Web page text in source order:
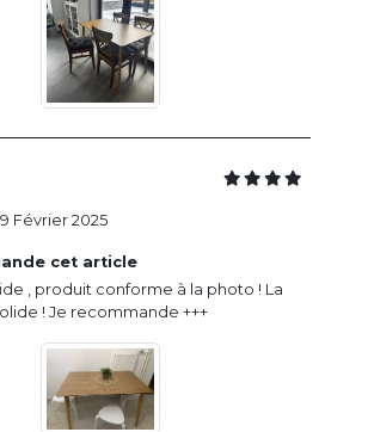
cet article
, produit conforme à la photo ! La
! Je recommande +++
Février 2025